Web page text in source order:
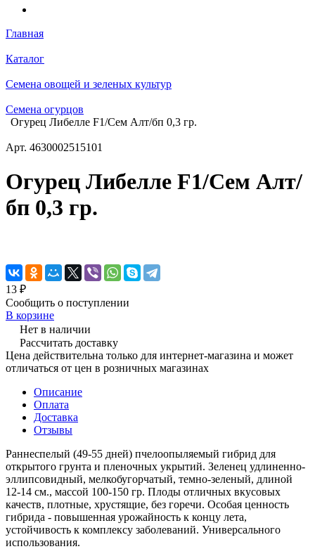
Главная
Каталог
Семена овощей и зеленых культур
Семена огурцов
Огурец Либелле F1/Сем Алт/бп 0,3 гр.
Арт. 4630002515101
Огурец Либелле F1/Сем Алт/
бп 0,3 гр.
13 ₽
Сообщить о поступлении
В корзине
Нет в наличии
Рассчитать доставку
Цена действительна только для интернет-магазина и может
отличаться от цен в розничных магазинах
Описание
Оплата
Доставка
Отзывы
Раннеспелый (49-55 дней) пчелоопыляемый гибрид для
открытого грунта и пленочных укрытий. Зеленец удлиненно-
эллипсовидный, мелкобугорчатый, темно-зеленый, длиной
12-14 см., массой 100-150 гр. Плоды отличных вкусовых
качеств, плотные, хрустящие, без горечи. Особая ценность
гибрида - повышенная урожайность к концу лета,
устойчивость к комплексу заболеваний. Универсального
использования.